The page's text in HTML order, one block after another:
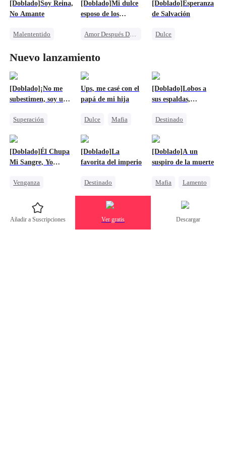
CEO
[Doblado]Soy Reina,
No Amante
Malententido
CEO Femenina
Infiel
[Doblado]Mi dulce
esposo de los
Matrimonio
[Doblado]Esperanza
de Salvación
Dulce
CEO
Nuevo lanzamiento
[Doblado]¡No me
subestimen, soy un
Superación
Contraataque
Anime
Ups, me casé con el
papá de mi hija
Dulce
Mafia
[Doblado]Lobos a
sus espaldas,
Destinado
Contraataque
[Doblado]Él Chupa
Mi Sangre, Yo
Venganza
Contraataque
[Doblado]La
favorita del imperio
Destinado
Reencarnación
Aristócrata
Contraataque
[Doblado]A un
suspiro de la muerte
Mafia
Lamento
Venganza
Traición
Añadir a Suscripciones Ver gratis Descargar